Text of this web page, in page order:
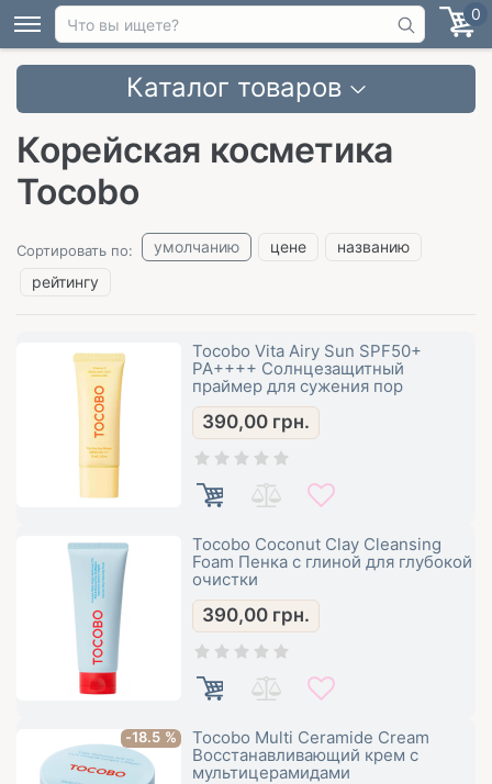
0
Каталог товаров
Корейская косметика
Tocobo
Сортировать по: умолчанию цене
названию
рейтингу
Tocobo Vita Airy Sun SPF50+
PA++++ Солнцезащитный
праймер для сужения пор
390,00 грн.
Tocobo Coconut Clay Cleansing
Foam Пенка с глиной для глубокой
очистки
390,00 грн.
-18.5 %
Tocobo Multi Ceramide Cream
Восстанавливающий крем с
мультицерамидами